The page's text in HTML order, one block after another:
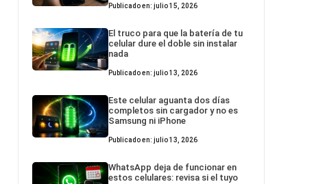
Publicado en: julio 15, 2026
El truco para que la batería de tu
celular dure el doble sin instalar
nada
Publicado en: julio 13, 2026
Este celular aguanta dos días
completos sin cargador y no es
Samsung ni iPhone
Publicado en: julio 13, 2026
WhatsApp deja de funcionar en
estos celulares: revisa si el tuyo